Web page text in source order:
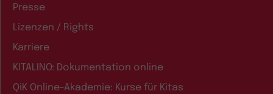
Presse
Lizenzen / Rights
Karriere
KITALINO: Dokumentation online
QiK Online-Akademie: Kurse für Kitas